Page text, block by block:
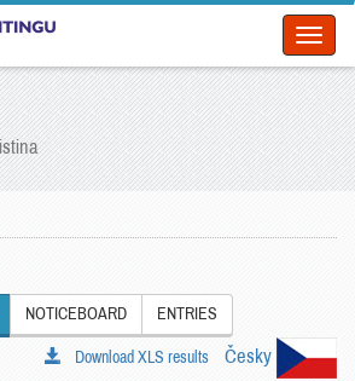
NOTICEBOARD ENTRIES
Česky
Download XLS results